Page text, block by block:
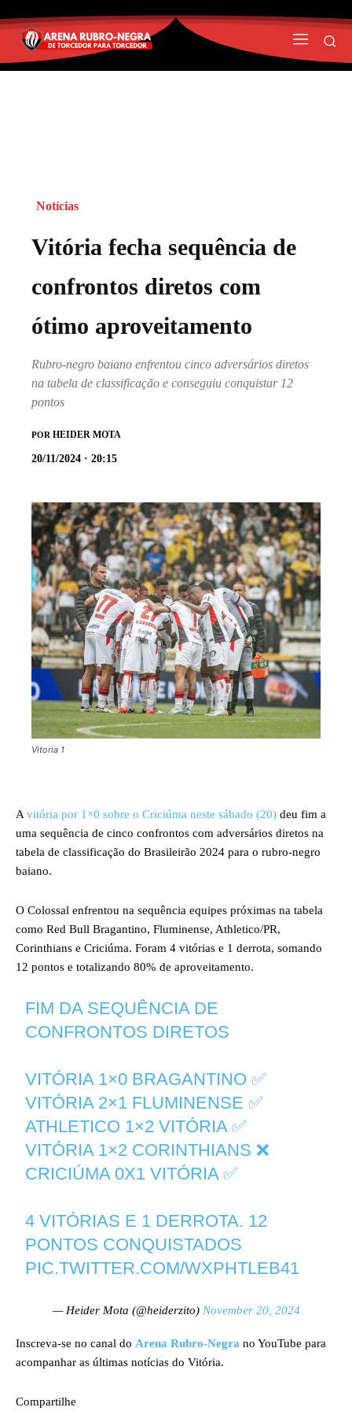
Notícias
Vitória fecha sequência de
confrontos diretos com
ótimo aproveitamento
Rubro-negro baiano enfrentou cinco adversários diretos
na tabela de classificação e conseguiu conquistar 12
pontos
POR HEIDER MOTA
20/11/2024 · 20:15
Vitoria 1
Avitória por 1×0 sobre o Criciúma neste sábado (20) deu fim a
uma sequência de cinco confrontos com adversários diretos na
tabela de classificação do Brasileirão 2024 para o rubro-negro
baiano.
O Colossal enfrentou na sequência equipes próximas na tabela
como Red Bull Bragantino, Fluminense, Athletico/PR,
Corinthians e Criciúma. Foram 4 vitórias e 1 derrota, somando
12 pontos e totalizando 80% de aproveitamento.
FIM DA SEQUÊNCIA DE
CONFRONTOS DIRETOS
VITÓRIA 1×0 BRAGANTINO ✅
VITÓRIA 2×1 FLUMINENSE ✅
ATHLETICO 1×2 VITÓRIA ✅
VITÓRIA 1×2 CORINTHIANS ❌
CRICIÚMA 0X1 VITÓRIA ✅
4 VITÓRIAS E 1 DERROTA. 12
PONTOS CONQUISTADOS
PIC.TWITTER.COM/WXPHTLEB41
— Heider Mota (@heiderzito) November 20, 2024
Inscreva-se no canal do Arena Rubro-Negra no YouTube para
acompanhar as últimas notícias do Vitória.
Compartilhe